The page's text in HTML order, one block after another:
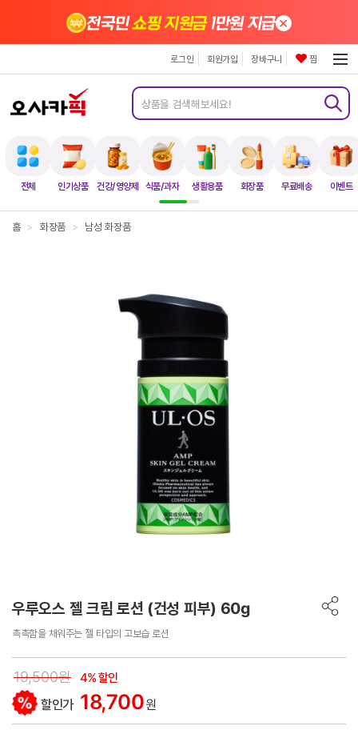
전체 인기상품 건강/영양제 식품/과자 생활용품 화장품 무료배송 이벤트
전국민쇼핑 지원금1만원 지급×
로그인 회원가입 장바구니 찜
홈 > 화장품 > 남성 화장품
우루오스 젤 크림 로션 (건성 피부) 60g
촉촉함을 채워주는 젤 타입의 고보습 로션
19,500원 4% 할인
할인가 18,700원